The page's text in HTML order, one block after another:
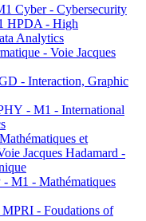
Cyber - Cybersecurity
HPDA - High
Analytics
- Voie Jacques
- Interaction, Graphic
- M1 - International
et
Jacques Hadamard -
M1 - Mathématiques
- Foudations of